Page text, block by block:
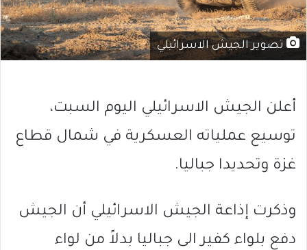
تصوير الجيش الاسرائيلي
أعلن الجيش الاسرائيلي اليوم السبت،
توسيع عملياته العسكرية في شمال قطاع
غزة وتحديدا جباليا.
وذكرت إذاعة الجيش الاسرائيلي أن الجيش
دفع بلواء كفير الى جباليا بدلاً من لواء